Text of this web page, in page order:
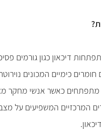
דיכאון כגון גורמים
כימיים המכונים
מתפתחים כאשר אנשי מחקר
המרכזיים המשפיעים על